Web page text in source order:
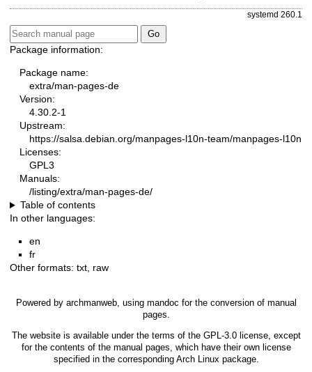
systemd 260.1
Package information:
Package name:
extra/man-pages-de
Version:
4.30.2-1
Upstream:
https://salsa.debian.org/manpages-l10n-team/manpages-l10n
Licenses:
GPL3
Manuals:
/listing/extra/man-pages-de/
Table of contents
In other languages:
en
fr
Other formats: txt, raw
Powered by archmanweb, using mandoc for the conversion of manual
pages.
The website is available under the terms of the GPL-3.0license, except
for the contents of the manual pages, which have their own license
specified in the corresponding Arch Linux package.